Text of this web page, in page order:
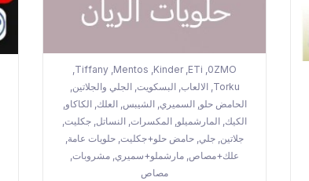
0ZMO
,
ETi
,
Kinder
,
Mentos
,
Tiffany
,
Torku
,الالعاب,البسكويت,الجلي والجلاتين,
الحامض حلو,السميري,الشيبس,العلك,الكاكاو,
الكيك, المارشميلو, المكسرات, النساتل, جكليت,
جلاتين, جلي, حامض حلو+جكليت, حلويات عامة,
علك+مصاص, مارشملو+سميري, مشروبات,
مصاص